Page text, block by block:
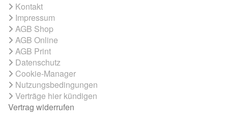
Kontakt
Impressum
AGB Shop
AGB Online
AGB Print
Datenschutz
Cookie-Manager
Nutzungsbedingungen
Verträge hier kündigen
Vertrag widerrufen